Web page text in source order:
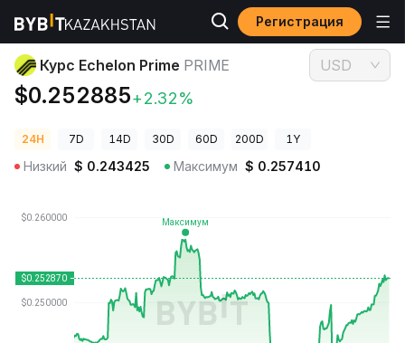
Регистрация
Цены криптовалют Курс Echelon Prime PRIME
Курс Echelon Prime PRIME
$0.252885+2.32%
USD
24H 7D 14D 30D 60D 200D 1Y
Низкий $ 0.243425 Максимум $ 0.257410